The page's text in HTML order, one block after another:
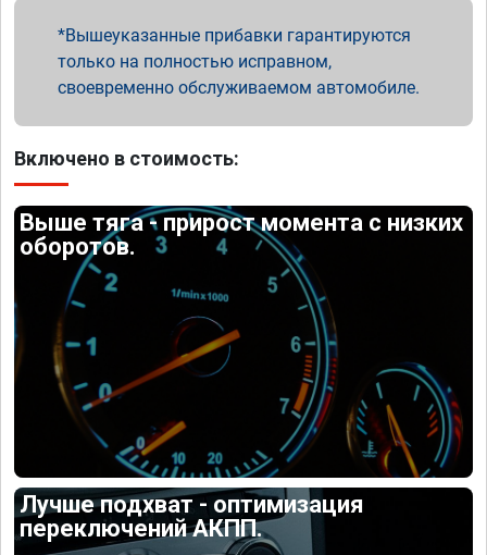
Вышеуказанные прибавки гарантируются
только на полностью исправном,
своевременно обслуживаемом автомобиле.
Включено в стоимость:
Выше тяга - прирост момента с низких
оборотов.
Лучше подхват - оптимизация
переключений АКПП.